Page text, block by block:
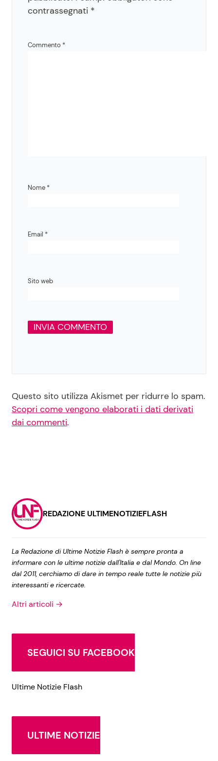
contrassegnati *
Commento *
Nome *
Email *
Sito web
Questo sito utilizza Akismet per ridurre lo spam.
Scopri come vengono elaborati i dati derivati
dai commenti.
REDAZIONE ULTIMENOTIZIEFLASH
La Redazione di Ultime Notizie Flash è sempre pronta a
informare con le ultime notizie dall'Italia e dal Mondo. On line
dal 2011, cerchiamo di dare in tempo reale tutte le notizie più
interessanti e ricercate.
Altri articoli →
SEGUICI SU FACEBOOK
Ultime Notizie Flash
ULTIME NOTIZIE